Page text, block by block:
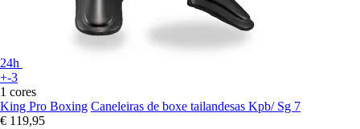
24h
+-3
1 cores
King Pro Boxing Caneleiras de boxe tailandesas Kpb/ Sg 7
€ 119,95